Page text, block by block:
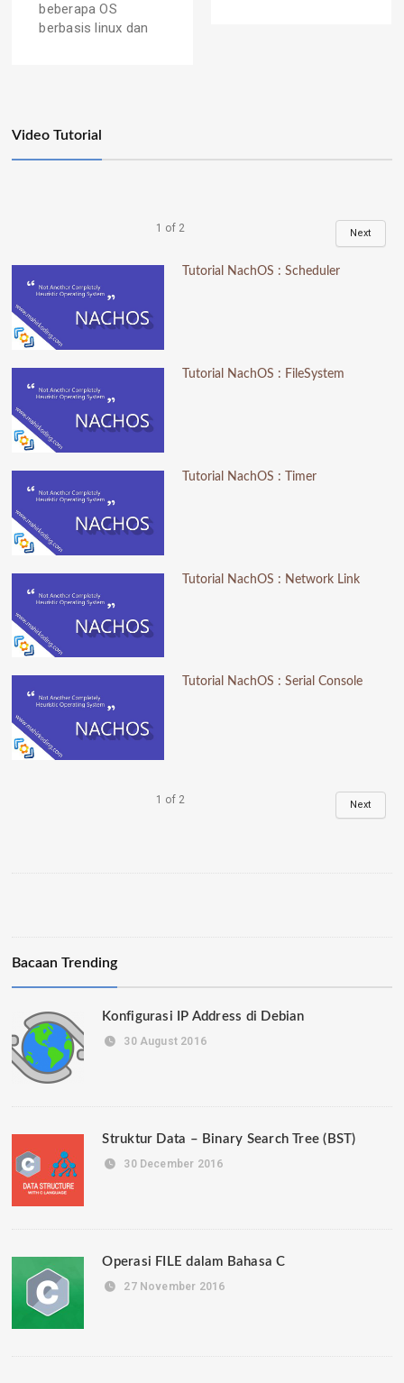
beberapa OS
berbasis linux dan
Video Tutorial
1 of 2 Next
Tutorial NachOS : Scheduler
Tutorial NachOS : FileSystem
Tutorial NachOS : Timer
Tutorial NachOS : Network Link
Tutorial NachOS : Serial Console
1 of 2 Next
Bacaan Trending
Konfigurasi IP Address di Debian
30 August 2016
Struktur Data – Binary Search Tree (BST)
30 December 2016
Operasi FILE dalam Bahasa C
27 November 2016